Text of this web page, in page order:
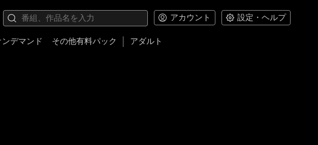
アカウント 設定・ヘルプ
デマンド その他有料パック アダルト